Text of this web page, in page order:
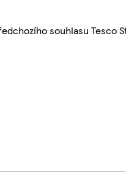
souhlasu Tesco